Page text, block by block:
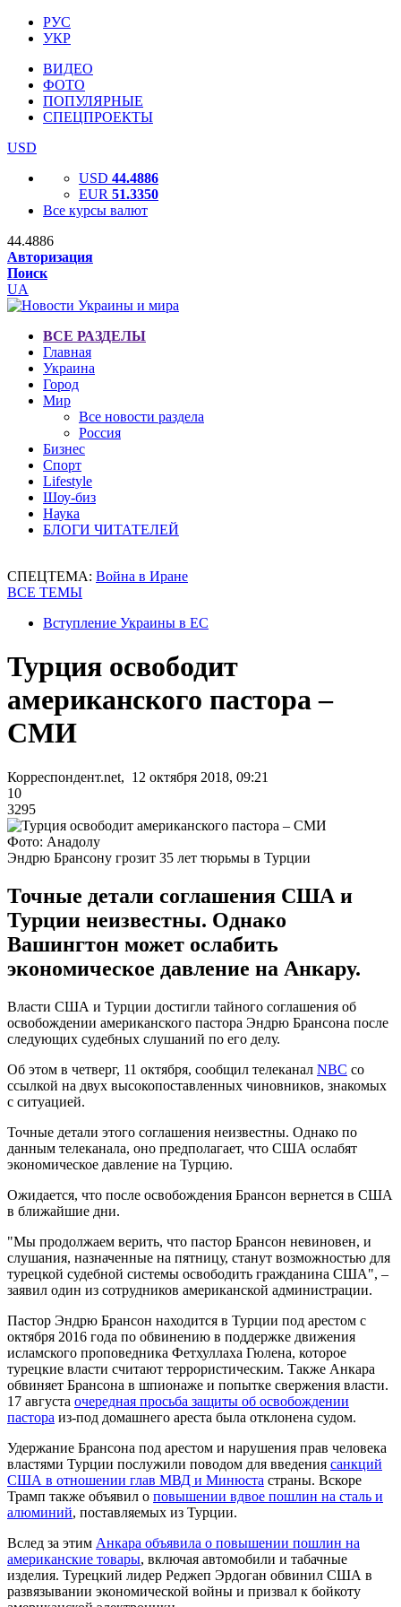
РУС
УКР
ВИДЕО
ФОТО
ПОПУЛЯРНЫЕ
СПЕЦПРОЕКТЫ
USD
USD 44.4886
EUR 51.3350
Все курсы валют
44.4886
Авторизация
Поиск
UA
ВСЕ РАЗДЕЛЫ
Главная
Украина
Город
Мир
Все новости раздела
Россия
Бизнес
Спорт
Lifestyle
Шоу-биз
Наука
БЛОГИ ЧИТАТЕЛЕЙ
СПЕЦТЕМА: Война в Иране
ВСЕ ТЕМЫ
Вступление Украины в ЕС
Турция освободит
американского пастора –
СМИ
Корреспондент.net, 12 октября 2018, 09:21
10
3295
Фото: Анадолу
Эндрю Брансону грозит 35 лет тюрьмы в Турции
Точные детали соглашения США и
Турции неизвестны. Однако
Вашингтон может ослабить
экономическое давление на Анкару.
Власти США и Турции достигли тайного соглашения об
освобождении американского пастора Эндрю Брансона после
следующих судебных слушаний по его делу.
Об этом в четверг, 11 октября, сообщил телеканал NBC со
ссылкой на двух высокопоставленных чиновников, знакомых
с ситуацией.
Точные детали этого соглашения неизвестны. Однако по
данным телеканала, оно предполагает, что США ослабят
экономическое давление на Турцию.
Ожидается, что после освобождения Брансон вернется в США
в ближайшие дни.
"Мы продолжаем верить, что пастор Брансон невиновен, и
слушания, назначенные на пятницу, станут возможностью для
турецкой судебной системы освободить гражданина США", –
заявил один из сотрудников американской администрации.
Пастор Эндрю Брансон находится в Турции под арестом с
октября 2016 года по обвинению в поддержке движения
исламского проповедника Фетхуллаха Гюлена, которое
турецкие власти считают террористическим. Также Анкара
обвиняет Брансона в шпионаже и попытке свержения власти.
17 августа очередная просьба защиты об освобождении
пастора из-под домашнего ареста была отклонена судом.
Удержание Брансона под арестом и нарушения прав человека
властями Турции послужили поводом для введения санкций
США в отношении глав МВД и Минюста страны. Вскоре
Трамп также объявил о повышении вдвое пошлин на сталь и
алюминий, поставляемых из Турции.
Вслед за этим Анкара объявила о повышении пошлин на
американские товары, включая автомобили и табачные
изделия. Турецкий лидер Реджеп Эрдоган обвинил США в
развязывании экономической войны и призвал к бойкоту